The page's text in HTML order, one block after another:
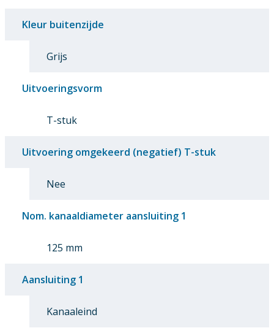
Kleur buitenzijde
Grijs
Uitvoeringsvorm
T-stuk
Uitvoering omgekeerd (negatief) T-stuk
Nee
Nom. kanaaldiameter aansluiting 1
125 mm
Aansluiting 1
Kanaaleind